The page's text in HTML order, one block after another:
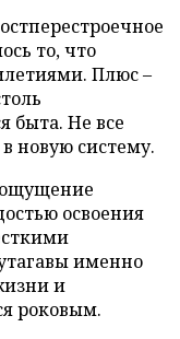
то, что
Плюс –
быта. Не все
новую систему.
ощущение
освоения
именно
и
роковым.